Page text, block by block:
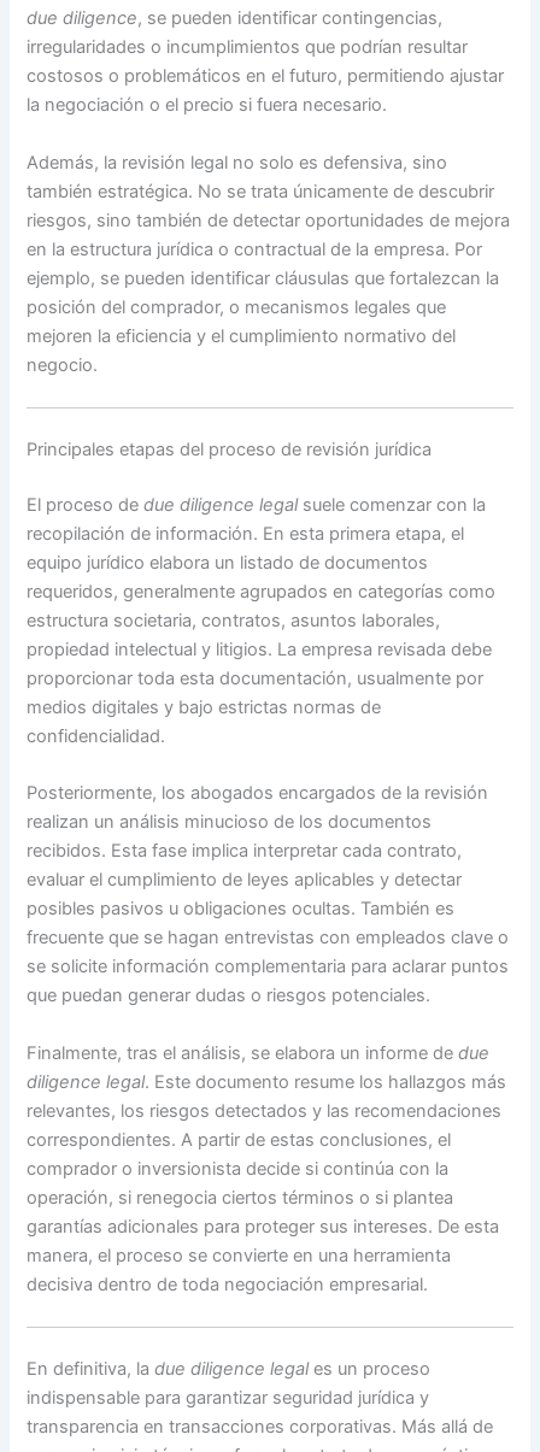
due diligence, se pueden identificar contingencias,
irregularidades o incumplimientos que podrían resultar
costosos o problemáticos en el futuro, permitiendo ajustar
la negociación o el precio si fuera necesario.
Además, la revisión legal no solo es defensiva, sino
también estratégica. No se trata únicamente de descubrir
riesgos, sino también de detectar oportunidades de mejora
en la estructura jurídica o contractual de la empresa. Por
ejemplo, se pueden identificar cláusulas que fortalezcan la
posición del comprador, o mecanismos legales que
mejoren la eficiencia y el cumplimiento normativo del
negocio.
Principales etapas del proceso de revisión jurídica
El proceso dedue diligence legalsuele comenzar con la
recopilación de información. En esta primera etapa, el
equipo jurídico elabora un listado de documentos
requeridos, generalmente agrupados en categorías como
estructura societaria, contratos, asuntos laborales,
propiedad intelectual y litigios. La empresa revisada debe
proporcionar toda esta documentación, usualmente por
medios digitales y bajo estrictas normas de
confidencialidad.
Posteriormente, los abogados encargados de la revisión
realizan un análisis minucioso de los documentos
recibidos. Esta fase implica interpretar cada contrato,
evaluar el cumplimiento de leyes aplicables y detectar
posibles pasivos u obligaciones ocultas. También es
frecuente que se hagan entrevistas con empleados clave o
se solicite información complementaria para aclarar puntos
que puedan generar dudas o riesgos potenciales.
Finalmente, tras el análisis, se elabora un informe dedue
diligence legal. Este documento resume los hallazgos más
relevantes, los riesgos detectados y las recomendaciones
correspondientes. A partir de estas conclusiones, el
comprador o inversionista decide si continúa con la
operación, si renegocia ciertos términos o si plantea
garantías adicionales para proteger sus intereses. De esta
manera, el proceso se convierte en una herramienta
decisiva dentro de toda negociación empresarial.
En definitiva, ladue diligence legales un proceso
indispensable para garantizar seguridad jurídica y
transparencia en transacciones corporativas. Más allá de